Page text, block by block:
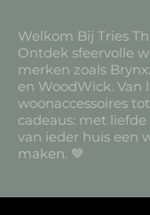
Welkom Bij Tries
Ontdek sfeervolle
merken zoals
en WoodWick. Van
woonaccessoires
cadeaus: met
van ieder huis een
maken. 🤎